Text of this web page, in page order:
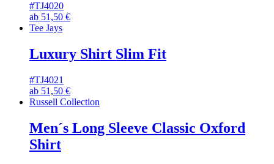
#TJ4020
ab 51,50 €
Tee Jays
Luxury Shirt Slim Fit
#TJ4021
ab 51,50 €
Russell Collection
Men´s Long Sleeve Classic Oxford
Shirt